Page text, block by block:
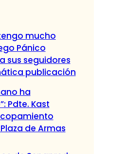
mucho
Pánico
sus seguidores
publicación
ha
Pdte. Kast
de Armas